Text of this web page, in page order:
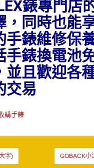
錶專門店
，同時也能
手錶維修保
手錶換電池
並且歡迎各
交易
購手錶
字) GOBACK小